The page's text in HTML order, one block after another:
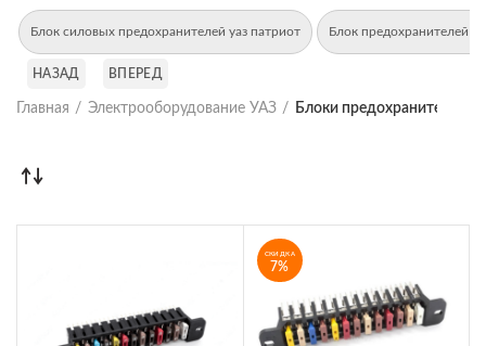
Блок силовых предохранителей уаз патриот Блок предохранителей
НАЗАД ВПЕРЕД
Главная Электрооборудование УАЗ Блоки предохранителей
СКИДКА
7%